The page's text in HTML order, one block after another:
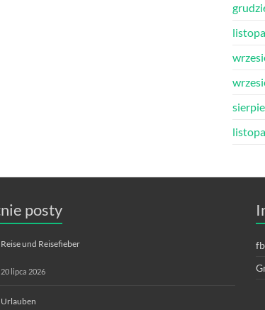
posty
Reise und Reisefieber
20 lipca 2026
Urlauben